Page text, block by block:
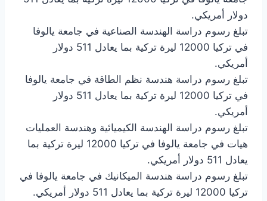
دولار أمريكي.
تبلغ رسوم دراسة الهندسة الصناعية في جامعة يالوفا
في تركيا 12000 ليرة تركية بما يعادل 511 دولار
أمريكي.
تبلغ رسوم دراسة هندسة نظم الطاقة في جامعة يالوفا
في تركيا 12000 ليرة تركية بما يعادل 511 دولار
أمريكي.
تبلغ رسوم دراسة الهندسة الكيميائية وهندسة العمليات
هيات في جامعة يالوفا في تركيا 12000 ليرة تركية بما
يعادل 511 دولار أمريكي.
تبلغ رسوم دراسة هندسة الميكانيك في جامعة يالوفا في
تركيا 12000 ليرة تركية بما يعادل 511 دولار أمريكي.